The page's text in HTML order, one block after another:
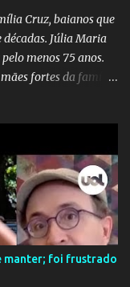
Essa disseminação
de um padrão...
Cruz, baianos que
décadas. Júlia Maria
menos 75 anos.
fortes da família
manter; foi frustrado